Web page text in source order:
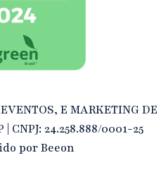
E MARKETING DE
CNPJ: 24.258.888/0001-25
porBeeon